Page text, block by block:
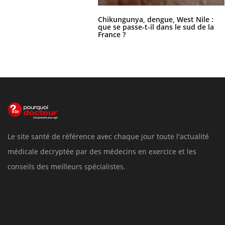
Chikungunya, dengue, West Nile :
que se passe-t-il dans le sud de la
France ?
Le site santé de référence avec chaque jour toute l'actualité
médicale decryptée par des médecins en exercice et les
conseils des meilleurs spécialistes.